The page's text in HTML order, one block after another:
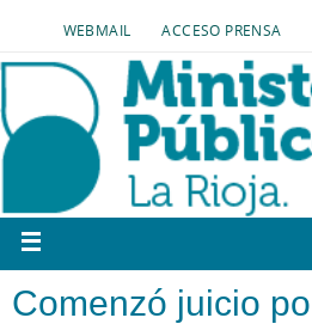
WEBMAIL ACCESO PRENSA
Comenzó juicio